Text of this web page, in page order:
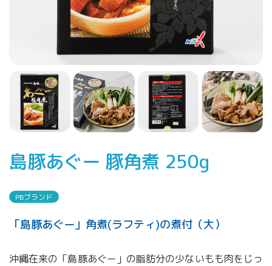
島豚あぐー 豚角煮 250g
PBブランド
「島豚あぐー」角煮(ラフティ)の煮付（大）
沖縄在来の「島豚あぐー」の脂肪分の少ないもも肉をじっ